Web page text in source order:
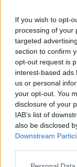
If you wish to opt-
processing of your
targeted
section to confirm
opt-out request is
interest-based ads
us or personal
your opt-out. You
disclosure of your
IAB’s list of
also be disclosed
Downstream
Please note that
Dette er de
langrenn
Slik blir
Når:Fredag 2.
Hvem: uttatte
Hvor:
Hva:Den første
Norge
I potten: